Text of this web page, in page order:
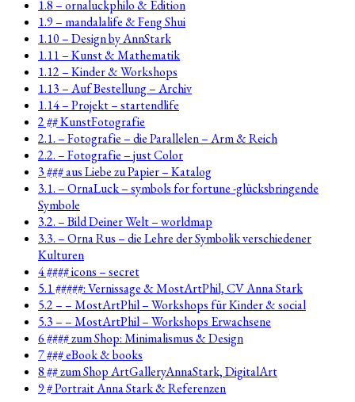
1.8 – ornaluckphilo & Edition
1.9 – mandalalife & Feng Shui
1.10 – Design by AnnStark
1.11 – Kunst & Mathematik
1.12 – Kinder & Workshops
1.13 – Auf Bestellung – Archiv
1.14 – Projekt – startendlife
2 ## KunstFotografie
2.1. – Fotografie – die Parallelen – Arm & Reich
2.2. – Fotografie – just Color
3 ### aus Liebe zu Papier – Katalog
3.1. – OrnaLuck – symbols for fortune -glücksbringende
Symbole
3.2. – Bild Deiner Welt – worldmap
3.3. – Orna Rus – die Lehre der Symbolik verschiedener
Kulturen
4 #### icons – secret
5.1 #####: Vernissage & MostArtPhil, CV Anna Stark
5.2 – – MostArtPhil – Workshops für Kinder & social
5.3 – – MostArtPhil – Workshops Erwachsene
6 #### zum Shop: Minimalismus & Design
7 ### eBook & books
8 ## zum Shop ArtGalleryAnnaStark, DigitalArt
9 # Portrait Anna Stark & Referenzen